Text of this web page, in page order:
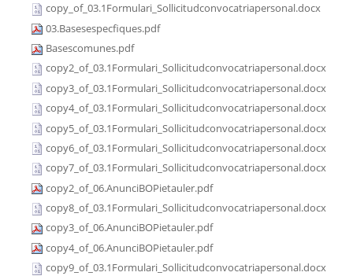
copy_of_03.1Formulari_Sollicitudconvocatriapersonal.docx
03.Basesespecfiques.pdf
Basescomunes.pdf
copy2_of_03.1Formulari_Sollicitudconvocatriapersonal.docx
copy3_of_03.1Formulari_Sollicitudconvocatriapersonal.docx
copy4_of_03.1Formulari_Sollicitudconvocatriapersonal.docx
copy5_of_03.1Formulari_Sollicitudconvocatriapersonal.docx
copy6_of_03.1Formulari_Sollicitudconvocatriapersonal.docx
copy7_of_03.1Formulari_Sollicitudconvocatriapersonal.docx
copy2_of_06.AnunciBOPietauler.pdf
copy8_of_03.1Formulari_Sollicitudconvocatriapersonal.docx
copy3_of_06.AnunciBOPietauler.pdf
copy4_of_06.AnunciBOPietauler.pdf
copy9_of_03.1Formulari_Sollicitudconvocatriapersonal.docx